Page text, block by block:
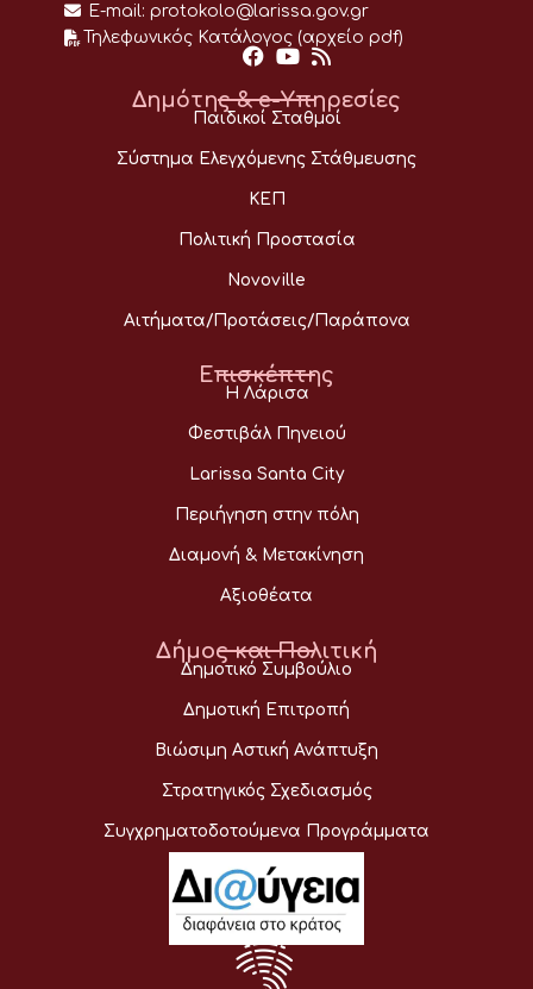
E-mail: protokolo@larissa.gov.gr
Τηλεφωνικός Κατάλογος (αρχείο pdf)
Δημότης & e-Υπηρεσίες
Παιδικοί Σταθμοί
Σύστημα Ελεγχόμενης Στάθμευσης
ΚΕΠ
Πολιτική Προστασία
Novoville
Αιτήματα/Προτάσεις/Παράπονα
Επισκέπτης
Η Λάρισα
Φεστιβάλ Πηνειού
Larissa Santa City
Περιήγηση στην πόλη
Διαμονή & Μετακίνηση
Αξιοθέατα
Δήμος και Πολιτική
Δημοτικό Συμβούλιο
Δημοτική Επιτροπή
Βιώσιμη Αστική Ανάπτυξη
Στρατηγικός Σχεδιασμός
Συγχρηματοδοτούμενα Προγράμματα